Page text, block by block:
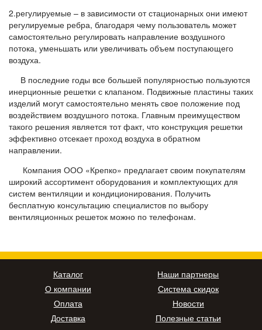
2.регулируемые – в зависимости от стационарных они имеют
регулируемые ребра, благодаря чему пользователь может
самостоятельно регулировать направление воздушного
потока, уменьшать или увеличивать объем поступающего
воздуха.
В последние годы все большей популярностью пользуются
инерционные решетки с клапаном. Подвижные пластины таких
изделий могут самостоятельно менять свое положение под
воздействием воздушного потока. Главным преимуществом
такого решения является тот факт, что конструкция решетки
эффективно отсекает проход воздуха в обратном
направлении.
Компания ООО «Крепко» предлагает своим покупателям
широкий ассортимент оборудования и комплектующих для
систем вентиляции и кондиционирования. Получить
бесплатную консультацию специалистов по выбору
вентиляционных решеток можно по телефонам.
Каталог
О компании
Оплата
Доставка
Наши партнеры
Система скидок
Новости
Полезные статьи